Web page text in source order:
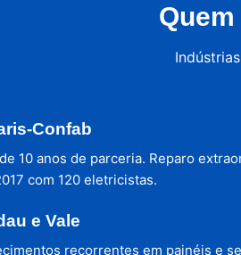
Confab
10 anos de parceria. Reparo
com 120 eletricistas.
e Vale
recorrentes em painéis e